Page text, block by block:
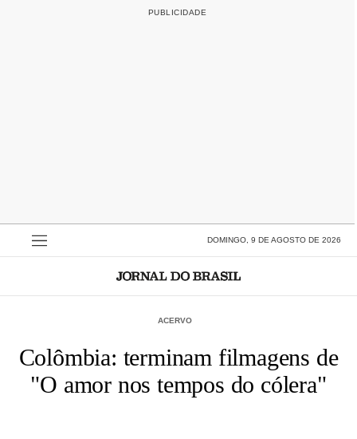
DOMINGO, 9 DE AGOSTO DE 2026
ACERVO
Colômbia: terminam filmagens de
"O amor nos tempos do cólera"